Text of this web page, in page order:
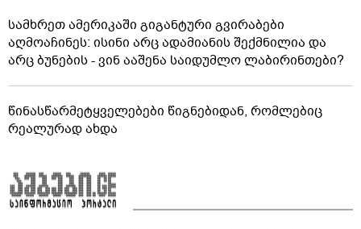
სამხრეთ ამერიკაში გიგანტური გვირაბები
აღმოაჩინეს: ისინი არც ადამიანის შექმნილია და
არც ბუნების - ვინ ააშენა საიდუმლო ლაბირინთები?
წინასწარმეტყველებები წიგნებიდან, რომლებიც
რეალურად ახდა